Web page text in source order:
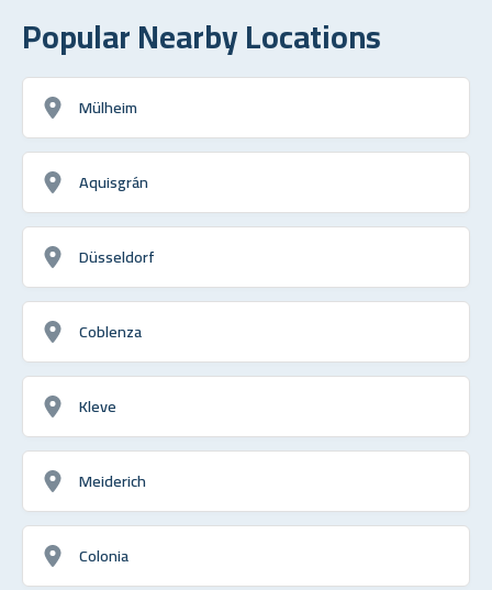
Popular Nearby Locations
Mülheim
Aquisgrán
Düsseldorf
Coblenza
Kleve
Meiderich
Colonia